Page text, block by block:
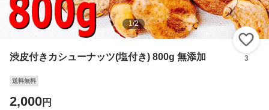
1/2
渋皮付きカシューナッツ(塩付き) 800g 無添加 3
送料無料
2,000円